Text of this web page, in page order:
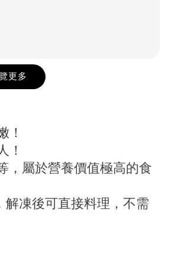
更多
！
！
，屬於營養價值極高的食
凍後可直接料理，不需